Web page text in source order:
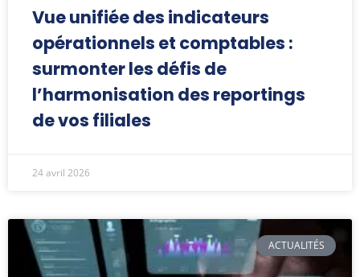
Vue unifiée des indicateurs
opérationnels et comptables :
surmonter les défis de
l’harmonisation des reportings
de vos filiales
24 avril 2026
ACTUALITÉS